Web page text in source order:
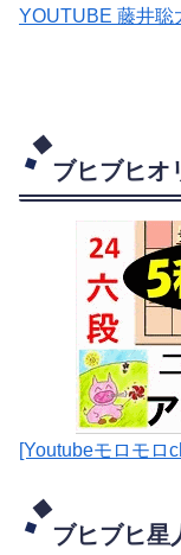
YOUTUBE 藤井聡
ブヒブヒオ
[Youtubeモロモロ
ブヒブヒ星